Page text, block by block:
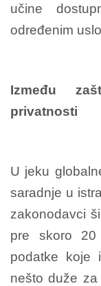
učine
određenim
Između
privatnosti
U jeku
saradnje u
zakonodavci
pre skoro
podatke koje
nešto duže